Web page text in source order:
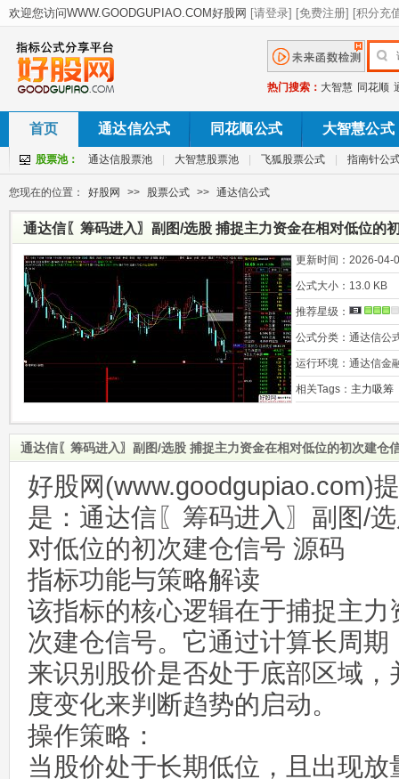
热门搜索： 大智慧 同花顺
首页 通达信公式 同花顺公式 大智慧公式
股票池： 通达信股票池 大智慧股票池 飞狐股票公式 指南针公
您现在的位置： 好股网 >> 股票公式 >> 通达信公式
通达信〖筹码进入〗副图/选股 捕捉主力资金在相对低位的
更新时间： 2026-04-
公式大小： 13.0 KB
推荐星级：
公式分类： 通达信公
运行环境： 通达信金
相关Tags： 主力吸筹
通达信〖筹码进入〗副图/选股 捕捉主力资金在相对低位的初次建仓
好股网(www.goodgupiao.com)
是：通达信〖筹码进入〗副图/
对低位的初次建仓信号 源码
指标功能与策略解读
该指标的核心逻辑在于捕捉主
次建仓信号。它通过计算长周
来识别股价是否处于底部区域
度变化来判断趋势的启动。
操作策略：
当股价处于长期低位，且出现